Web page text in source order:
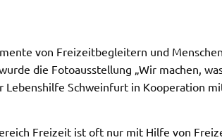
von Freizeit­begleitern und
die Foto­aus­stel­lung „Wir machen,
Schwein­furt in Koope­ra­ti­on
Frei­zeit ist oft nur mit Hilfe von